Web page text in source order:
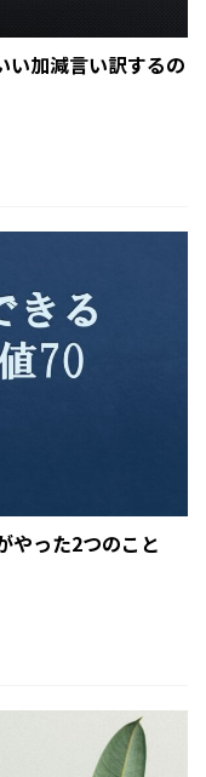
い加減言い訳するの
やった2つのこと